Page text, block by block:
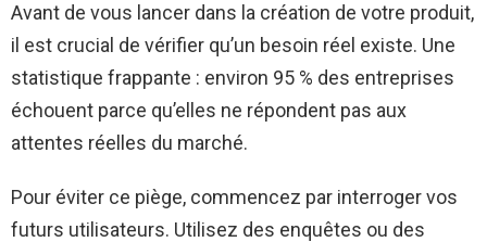
Avant de vous lancer dans la création de votre produit,
il est crucial de vérifier qu’un besoin réel existe. Une
statistique frappante : environ 95 % des entreprises
échouent parce qu’elles ne répondent pas aux
attentes réelles du marché.
Pour éviter ce piège, commencez par interroger vos
futurs utilisateurs. Utilisez des enquêtes ou des